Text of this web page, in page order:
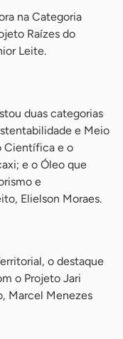
na Categoria
Raízes do
Leite.
duas categorias
e Meio
Científica e o
e o Óleo que
e
Elielson Moraes.
o destaque
o Projeto Jari
Marcel Menezes